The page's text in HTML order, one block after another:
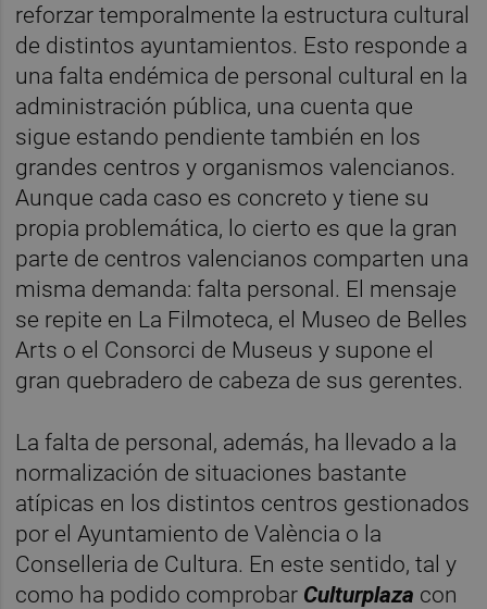
reforzar temporalmente la estructura cultural
de distintos ayuntamientos. Esto responde a
una falta endémica de personal cultural en la
administración pública, una cuenta que
sigue estando pendiente también en los
grandes centros y organismos valencianos.
Aunque cada caso es concreto y tiene su
propia problemática, lo cierto es que la gran
parte de centros valencianos comparten una
misma demanda: falta personal. El mensaje
se repite en La Filmoteca, el Museo de Belles
Arts o el Consorci de Museus y supone el
gran quebradero de cabeza de sus gerentes.
La falta de personal, además, ha llevado a la
normalización de situaciones bastante
atípicas en los distintos centros gestionados
por el Ayuntamiento de València o la
Conselleria de Cultura. En este sentido, tal y
como ha podido comprobar Culturplaza con